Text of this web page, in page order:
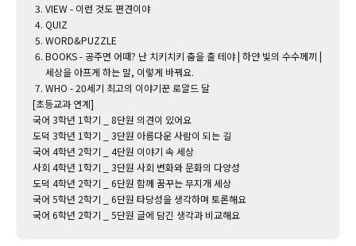
VIEW - 이런 것도 편견이야
QUIZ
WORD&PUZZLE
BOOKS - 공주면 어때? 난 치키치키 춤을 출 테야 | ‌하얀 빛의 수수께끼 |
세상을 아프게 하는 말, 이렇게 바꿔요.
WHO - 20세기 최고의 이야기꾼 로알드 달
[초등교과 연계]
국어 3학년 1학기 _ 8단원 의견이 있어요
도덕 3학년 1학기 _ 3단원 아름다운 사람이 되는 길
국어 4학년 2학기 _ 4단원 이야기 속 세상
사회 4학년 1학기 _ 3단원 사회 변화와 문화의 다양성
도덕 4학년 2학기 _ 6단원 함께 꿈꾸는 무지개 세상
국어 5학년 2학기 _ 6단원 타당성을 생각하며 토론해요
국어 6학년 2학기 _ 5단원 글에 담긴 생각과 비교해요